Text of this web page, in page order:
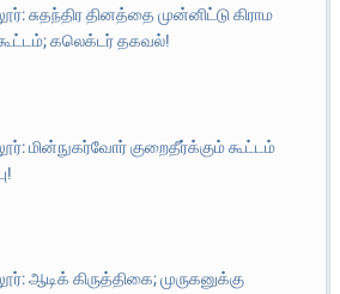
சுதந்திர தினத்தை முன்னிட்டு கிராம
கலெக்டர் தகவல்!
மின்நுகர்வோர் குறைதீர்க்கும் கூட்டம்
ஆடிக் கிருத்திகை; முருகனுக்கு